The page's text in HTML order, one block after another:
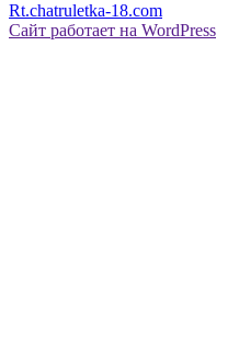
Rt.chatruletka-18.com
Сайт работает на WordPress